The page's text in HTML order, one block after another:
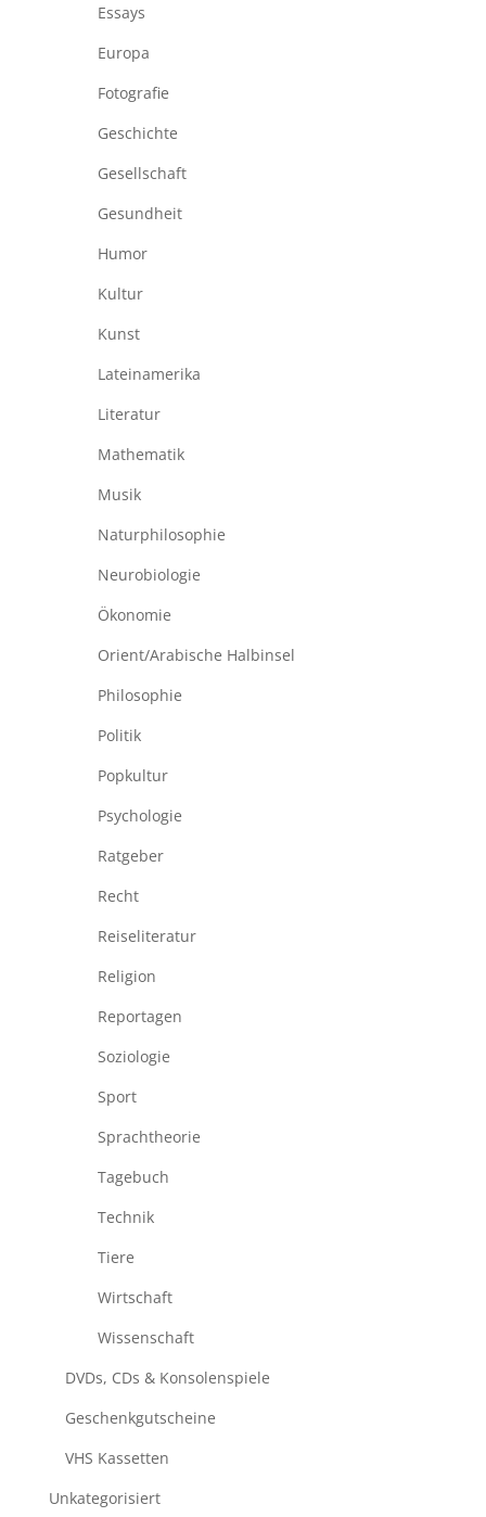
Essays
Europa
Fotografie
Geschichte
Gesellschaft
Gesundheit
Humor
Kultur
Kunst
Lateinamerika
Literatur
Mathematik
Musik
Naturphilosophie
Neurobiologie
Ökonomie
Orient/Arabische Halbinsel
Philosophie
Politik
Popkultur
Psychologie
Ratgeber
Recht
Reiseliteratur
Religion
Reportagen
Soziologie
Sport
Sprachtheorie
Tagebuch
Technik
Tiere
Wirtschaft
Wissenschaft
DVDs, CDs & Konsolenspiele
Geschenkgutscheine
VHS Kassetten
Unkategorisiert